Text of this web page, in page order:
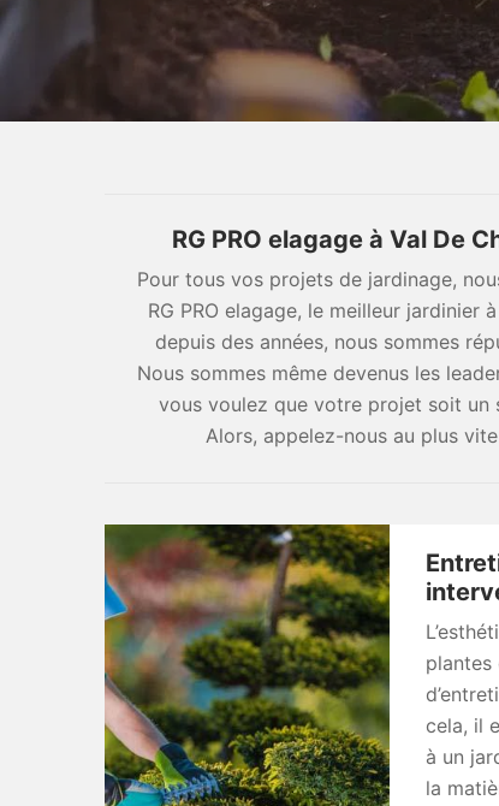
RG PRO elagage à Val De
Pour tous vos projets de jardinage,
RG PRO elagage, le meilleur
depuis des années, nous sommes
Nous sommes même devenus les
vous voulez que votre projet soit un
Alors, appelez-nous au plus
plantes
cela, il
à un
la